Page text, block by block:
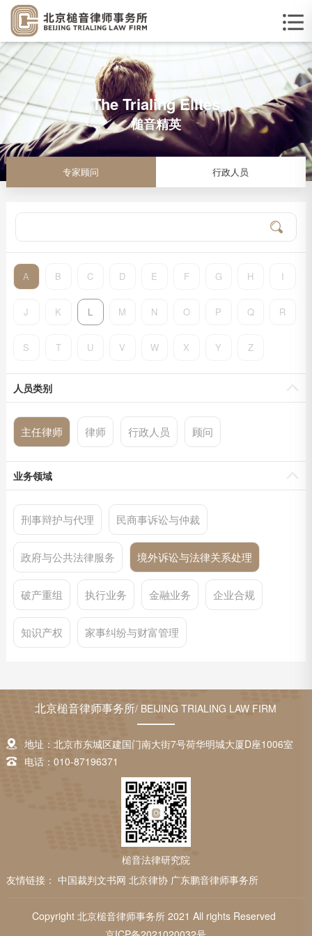
The Trialing Elites
槌音精英
专家顾问 行政人员
A B C D E F G H I
J K L M N O P Q R
S T U V W X Y Z
人员类别
主任律师 律师 行政人员 顾问
业务领域
刑事辩护与代理 民商事诉讼与仲裁
政府与公共法律服务 境外诉讼与法律关系处理
破产重组 执行业务 金融业务 企业合规
知识产权 家事纠纷与财富管理
北京槌音律师事务所/ BEIJING TRIALING LAW FIRM
地址：北京市东城区建国门南大街7号荷华明城大厦D座1006室
电话：010-87196371
槌音法律研究院
友情链接： 中国裁判文书网 北京律协 广东鹏音律师事务所
Copyright 北京槌音律师事务所 2021 All rights Reserved